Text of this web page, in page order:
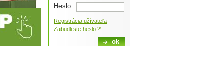
Heslo:
Registrácia užívateľa
Zabudli ste heslo ?